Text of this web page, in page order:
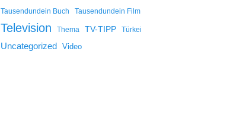
Tausendundein Buch Tausendundein Film
Television Thema TV-TIPP Türkei
Uncategorized Video